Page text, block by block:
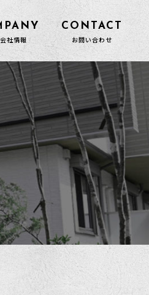
CONTACT